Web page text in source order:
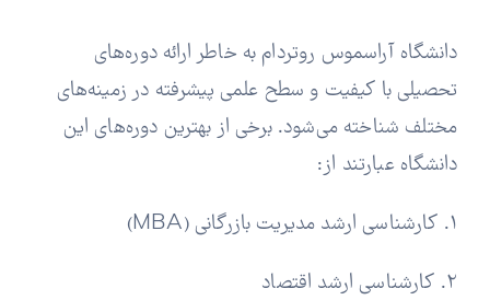
دانشگاه آراسموس روتردام به خاطر ارائه دوره‌های
تحصیلی با کیفیت و سطح علمی پیشرفته در زمینه‌های
مختلف شناخته می‌شود. برخی از بهترین دوره‌های این
دانشگاه عبارتند از:
1. کارشناسی ارشد مدیریت بازرگانی (MBA)
2. کارشناسی ارشد اقتصاد